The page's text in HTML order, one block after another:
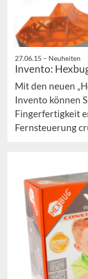
27.06.15 – Neuheiten
Invento:
Mit den neuen
Invento können
Fingerfertigkeit
Fernsteuerung